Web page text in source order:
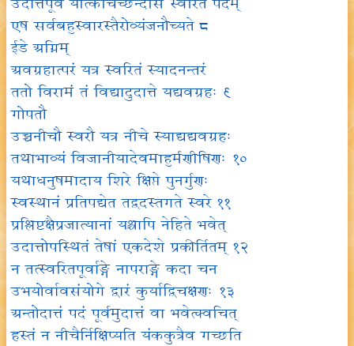
एष सर्वबहुस्वारस्तैरोव्यंजनौच्यते ८
ईडे अग्निम्
अवग्रहात्परं यत्र स्वरितं स्यादनन्तरं
ततो विरामं तं विद्यादुदात्ते यद्यवग्रहः ९
गोपतौ
उच्चनीचौ स्वरौ यत्र नीचे स्याद्यद्यवग्रहः
तथाभाव्यं विजानीयादेवमाहुर्मणीषिणः १०
यथाधनुषमादाय शिरे क्षिप्ते पुनर्गुणः
स्वस्थानं प्रतिपद्येत तद्वदस्तगते स्वरे ११
प्रश्लिष्टक्षैप्रजात्यानां यश्चापि नेहिते भवेत्
उदात्तोपस्थितं तेषां एकदेशे प्रकीर्तितम् १२
न तत्स्वरितपूर्वाङ्गे नापराङ्गे कदा चन
उभयोर्वावसंयोगे द्वारं कुर्याद्विचक्षणः १३
अन्तोदात्तं पदं पूर्वमुदात्तं वा भवेत्क्वचित्
हस्तं न नीचैर्निक्षिप्यति यंककुत्रैव गच्छति